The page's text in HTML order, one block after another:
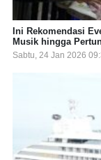
Ini Rekomendasi
Musik hingga
Sabtu, 24 Jan 2026